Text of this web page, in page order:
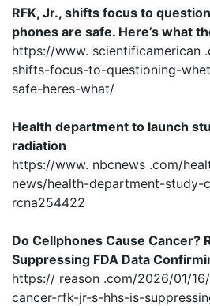
RFK, Jr., shifts focus to
phones are safe. Here’s what
https://www. scientificamerican
shifts-focus-to-questioning-
safe-heres-what/
Health department to launch
radiation
https://www. nbcnews .com/
news/health-department-study-
rcna254422
Do Cellphones Cause Cancer?
Suppressing FDA Data
https:// reason .com/2026/01/
cancer-rfk-jr-s-hhs-is-